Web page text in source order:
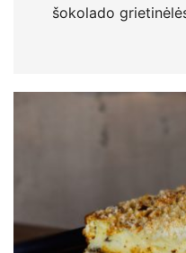
šokolado